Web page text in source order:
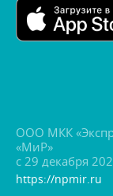
ООО МКК
«МиР»
с 29 декабря
https://npmir.ru